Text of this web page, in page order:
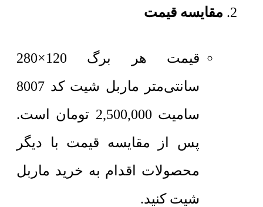
مقایسه قیمت
قیمت هر برگ 120×280
سانتی‌متر
ماربل شیت کد 8007
سامیت 2,500,000 تومان است.
پس از مقایسه قیمت با دیگر
محصولات اقدام به خرید ماربل
شیت کنید.